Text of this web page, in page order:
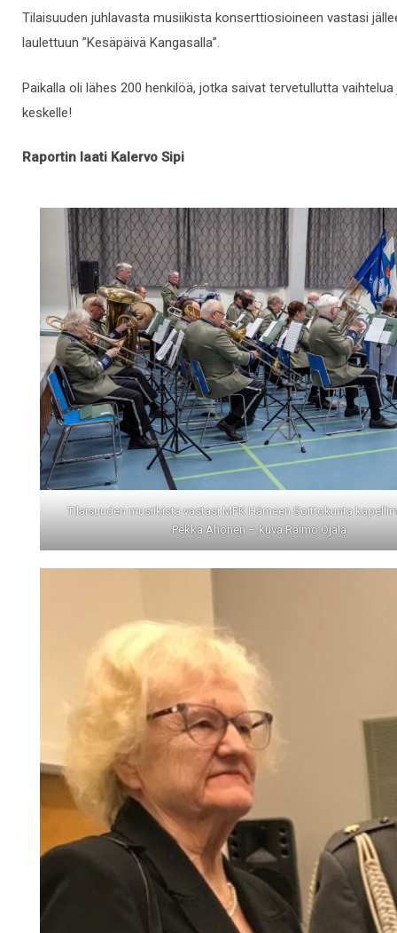
Tilaisuuden juhlavasta musiikista konserttiosioineen vastasi
laulettuun ”Kesäpäivä Kangasalla”.
Paikalla oli lähes 200 henkilöä, jotka saivat tervetullutta
keskelle!
Raportin laati Kalervo Sipi
Tilaisuuden musiikista vastasi MPK Hämeen Soittokunta
Pekka Ahonen – kuva Raimo Ojala